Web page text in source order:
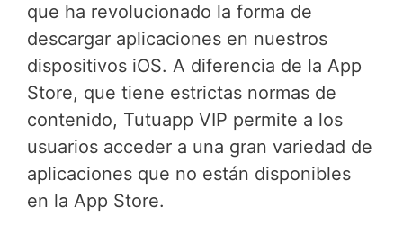
que ha revolucionado la forma de
descargar aplicaciones en nuestros
dispositivos iOS. A diferencia de la App
Store, que tiene estrictas normas de
contenido, Tutuapp VIP permite a los
usuarios acceder a una gran variedad de
aplicaciones que no están disponibles
en la App Store.